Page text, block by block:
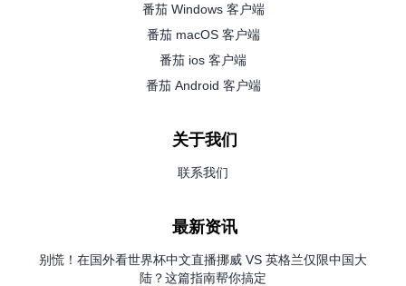
番茄 Windows 客户端
番茄 macOS 客户端
番茄 ios 客户端
番茄 Android 客户端
关于我们
联系我们
最新资讯
别慌！在国外看世界杯中文直播挪威 VS 英格兰仅限中国大
陆？这篇指南帮你搞定